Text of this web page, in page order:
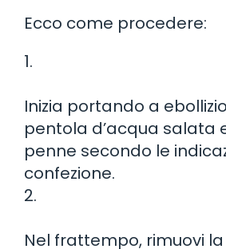
Ecco come procedere:
1.
Inizia portando a
pentola d’acqua salata
penne secondo le
confezione.
2.
Nel frattempo, rimuovi